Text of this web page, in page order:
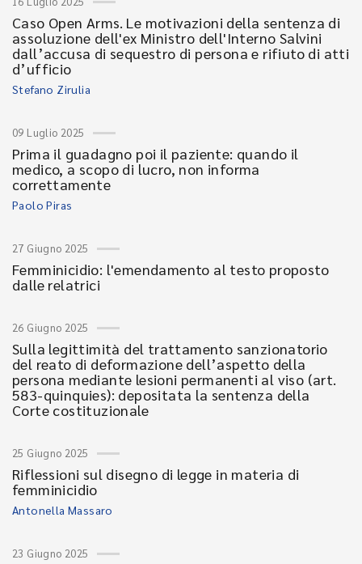
Caso Open Arms. Le motivazioni della sentenza di
assoluzione dell'ex Ministro dell'Interno Salvini
dall’accusa di sequestro di persona e rifiuto di atti
d’ufficio
Stefano Zirulia
09 Luglio 2025
Prima il guadagno poi il paziente: quando il
medico, a scopo di lucro, non informa
correttamente
Paolo Piras
27 Giugno 2025
Femminicidio: l'emendamento al testo proposto
dalle relatrici
26 Giugno 2025
Sulla legittimità del trattamento sanzionatorio
del reato di deformazione dell’aspetto della
persona mediante lesioni permanenti al viso (art.
583-quinquies): depositata la sentenza della
Corte costituzionale
25 Giugno 2025
Riflessioni sul disegno di legge in materia di
femminicidio
Antonella Massaro
23 Giugno 2025